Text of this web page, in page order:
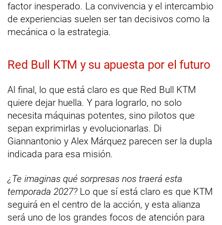
factor inesperado. La convivencia y el intercambio
de experiencias suelen ser tan decisivos como la
mecánica o la estrategia.
Red Bull KTM y su apuesta por el futuro
Al final, lo que está claro es que Red Bull KTM
quiere dejar huella. Y para lograrlo, no solo
necesita máquinas potentes, sino pilotos que
sepan exprimirlas y evolucionarlas. Di
Giannantonio y Alex Márquez parecen ser la dupla
indicada para esa misión.
¿Te imaginas qué sorpresas nos traerá esta
temporada 2027?Lo que sí está claro es que KTM
seguirá en el centro de la acción, y esta alianza
será uno de los grandes focos de atención para